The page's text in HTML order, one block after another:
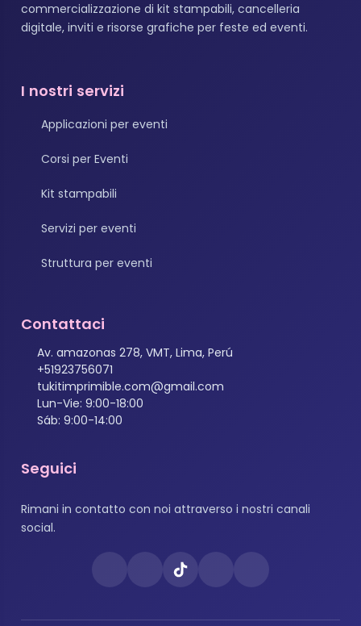
commercializzazione di kit stampabili, cancelleria
digitale, inviti e risorse grafiche per feste ed eventi.
I nostri servizi
Applicazioni per eventi
Corsi per Eventi
Kit stampabili
Servizi per eventi
Struttura per eventi
Contattaci
Av. amazonas 278, VMT, Lima, Perú
+51923756071
tukitimprimible.com@gmail.com
Lun-Vie: 9:00-18:00
Sáb: 9:00-14:00
Seguici
Rimani in contatto con noi attraverso i nostri canali
social.